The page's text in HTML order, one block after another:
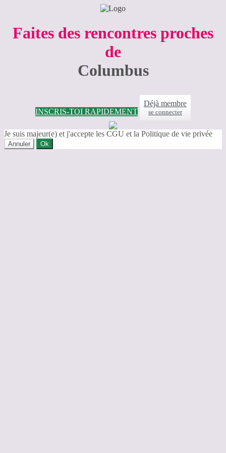
Faites des rencontres proches
de
Columbus
INSCRIS-TOI RAPIDEMENT
Déjà membre
se connecter
Je suis majeur(e) et j'accepte les CGU et la Politique de vie privée
Annuler Ok